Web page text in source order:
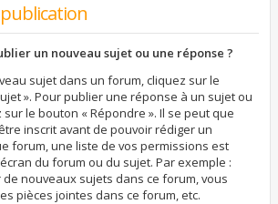
un nouveau sujet ou une réponse ?
sujet dans un forum, cliquez sur le
». Pour publier une réponse à un sujet ou
le bouton « Répondre ». Il se peut que
inscrit avant de pouvoir rédiger un
forum, une liste de vos permissions est
du forum ou du sujet. Par exemple :
nouveaux sujets dans ce forum, vous
pièces jointes dans ce forum, etc.